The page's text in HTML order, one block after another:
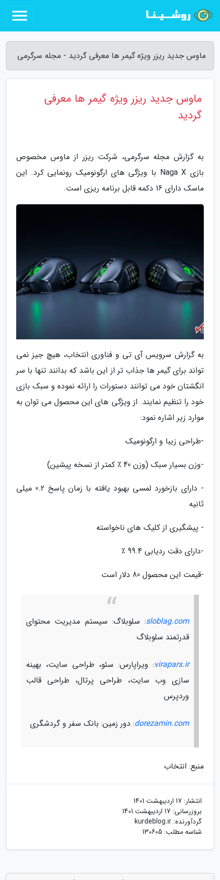
ماوس جدید ریزر ویژه گیمر ها معرفی گردید - مجله سرگرمی
ماوس جدید ریزر ویژه گیمر ها معرفی
گردید
به گزارش مجله سرگرمی، شرکت ریزر از ماوس مخصوص
بازی Naga X با ویژگی های ارگونومیک رونمایی کرد. این
ماسک دارای 16 دکمه قابل برنامه ریزی است.
به گزارش سرویس آی تی و فناوری انتخاب، هیچ جیز نمی
تواند برای گیمر ها جذاب تر از این باشد که بدانند تنها با سر
انگشتان خود می توانند دستورات را ارائه نموده و سبک بازی
خود را تنظیم نمایند. از ویژگی های این محصول می توان به
موارد زیر اشاره نمود:
-طراحی زیبا و ارگونومیک
-وزن بسیار سبک (وزن 40 ٪ کمتر از نسخه پیشین)
- دارای بازخورد لمسی بهبود یافته با زمان پاسخ 0.2 میلی
ثانیه
- پیشگیری از کلیک های ناخواسته
-دارای دقت ردیابی 99.4 ٪
-قیمت این محصول 80 دلار است
sloblag.com: سلوبلاگ: سیستم مدیریت محتوای
قدرتمند سلوبلاگ
virapars.ir: ویراپارس: سئو، طراحی سایت، بهینه
سازی وب سایت، طراحی پرتال، طراحی قالب
وردپرس
dorezamin.com: دور زمین: بانک سفر و گردشگری
منبع: انتخاب
انتشار: 17 اردیبهشت 1401
بروزرسانی: 17 اردیبهشت 1401
گردآورنده: kurdeblog.ir
شناسه مطلب: 130605